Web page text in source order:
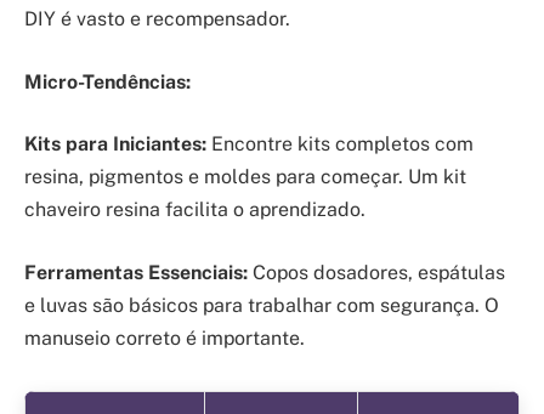
DIY é vasto e recompensador.
Micro-Tendências:
Kits para Iniciantes: Encontre kits completos com
resina, pigmentos e moldes para começar. Um kit
chaveiro resina facilita o aprendizado.
Ferramentas Essenciais: Copos dosadores, espátulas
e luvas são básicos para trabalhar com segurança. O
manuseio correto é importante.